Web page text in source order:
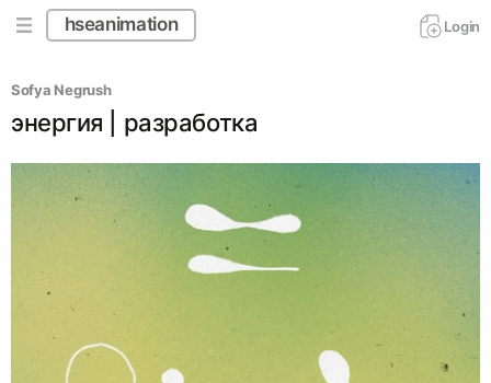
hseanimation Login
Sofya Negrush
энергия | разработка